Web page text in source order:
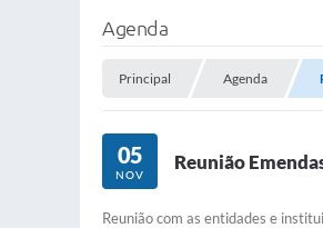
Agenda
Principal Agenda
05
NOV
Reunião
Reunião com as entidades e